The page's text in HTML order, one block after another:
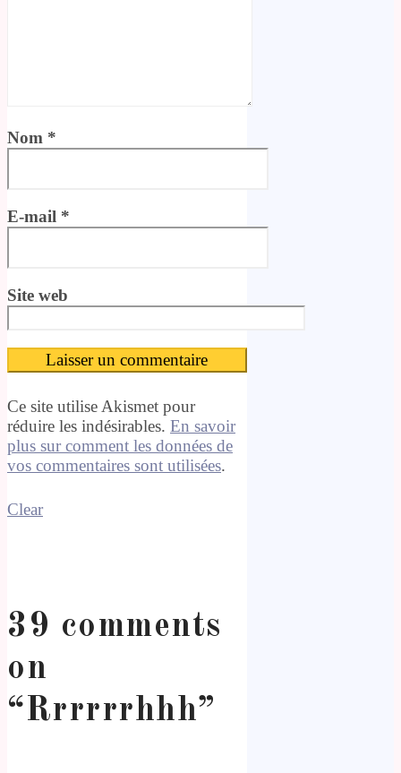
Nom *
E-mail *
Site web
Ce site utilise Akismet pour
réduire les indésirables. En savoir
plus sur comment les données de
vos commentaires sont utilisées.
Clear
39 comments
on
“Rrrrrrhhh”